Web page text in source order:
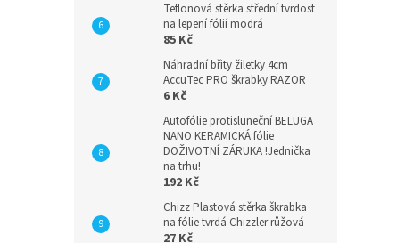
Teflonová stěrka střední tvrdost
na lepení fólií modrá
85 Kč
Náhradní břity žiletky 4cm
AccuTec PRO škrabky RAZOR
6 Kč
Autofólie protisluneční BELUGA
NANO KERAMICKÁ fólie
DOŽIVOTNÍ ZÁRUKA !Jednička
na trhu!
192 Kč
Chizz Plastová stěrka škrabka
na fólie tvrdá Chizzler růžová
27 Kč